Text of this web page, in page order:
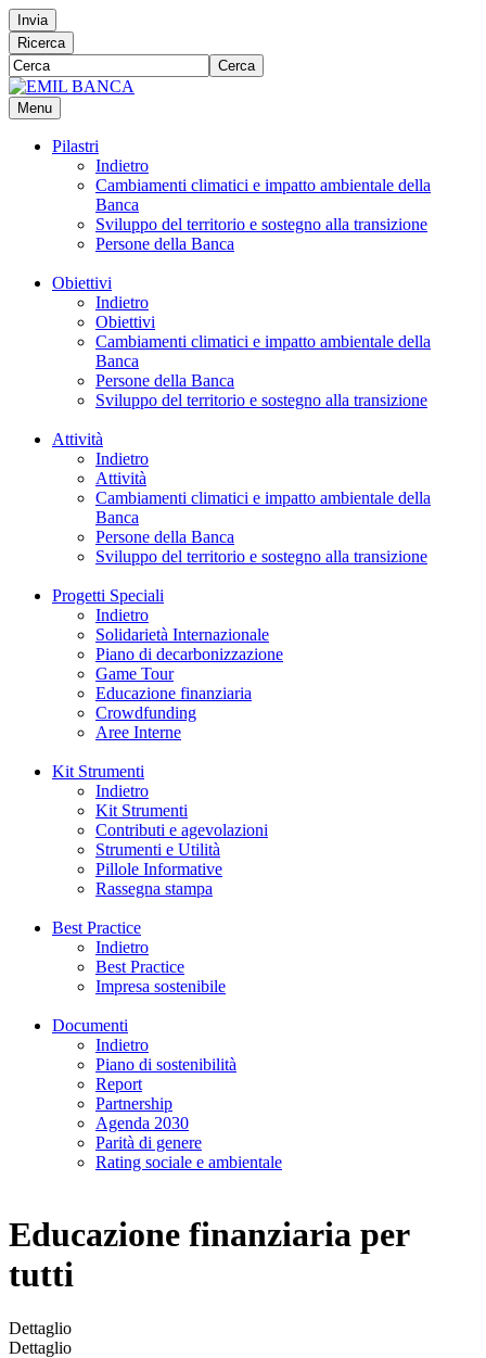
Invia
Ricerca
Cerca
Menu
Pilastri
Indietro
Cambiamenti climatici e impatto ambientale della
Banca
Sviluppo del territorio e sostegno alla transizione
Persone della Banca
Obiettivi
Indietro
Obiettivi
Cambiamenti climatici e impatto ambientale della
Banca
Persone della Banca
Sviluppo del territorio e sostegno alla transizione
Attività
Indietro
Attività
Cambiamenti climatici e impatto ambientale della
Banca
Persone della Banca
Sviluppo del territorio e sostegno alla transizione
Progetti Speciali
Indietro
Solidarietà Internazionale
Piano di decarbonizzazione
Game Tour
Educazione finanziaria
Crowdfunding
Aree Interne
Kit Strumenti
Indietro
Kit Strumenti
Contributi e agevolazioni
Strumenti e Utilità
Pillole Informative
Rassegna stampa
Best Practice
Indietro
Best Practice
Impresa sostenibile
Documenti
Indietro
Piano di sostenibilità
Report
Partnership
Agenda 2030
Parità di genere
Rating sociale e ambientale
Educazione finanziaria per
tutti
Dettaglio
Dettaglio